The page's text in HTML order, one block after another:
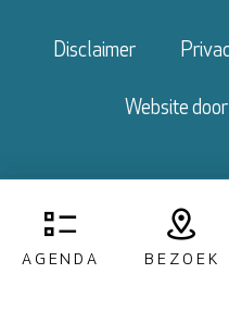
AGENDA BEZOEK
Disclaimer
Website door